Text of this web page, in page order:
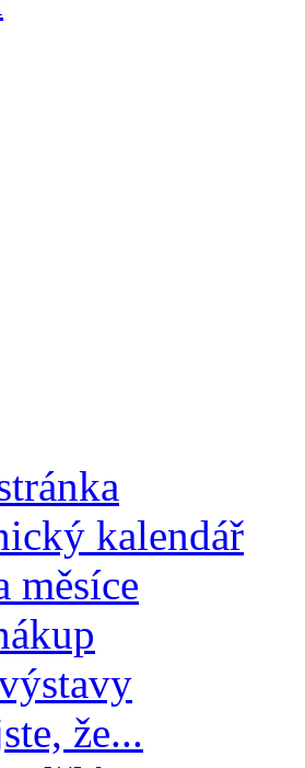
kalendář
měsíce
že...